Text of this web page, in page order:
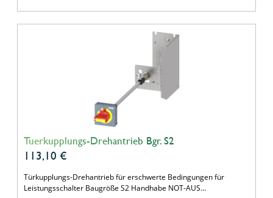
Tuerkupplungs-Drehantrieb Bgr. S2
113,10 €
Türkupplungs-Drehantrieb für erschwerte Bedingungen für
Leistungsschalter Baugröße S2 Handhabe NOT-AUS…